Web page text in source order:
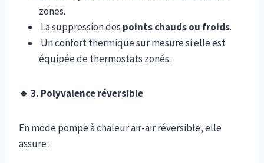
zones.
La suppression des points chauds ou froids.
Un confort thermique sur mesure si elle est
équipée de thermostats zonés.
🔹 3. Polyvalence réversible
En mode pompe à chaleur air-air réversible, elle
assure :